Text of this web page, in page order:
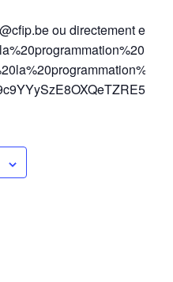
ou directement en